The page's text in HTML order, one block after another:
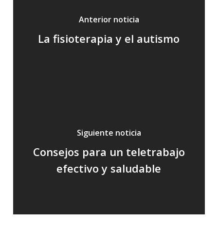
Anterior noticia
La fisioterapia y el autismo
Siguiente noticia
Consejos para un teletrabajo
efectivo y saludable